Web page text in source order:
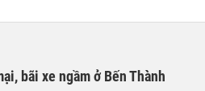
bãi xe ngầm ở Bến Thành